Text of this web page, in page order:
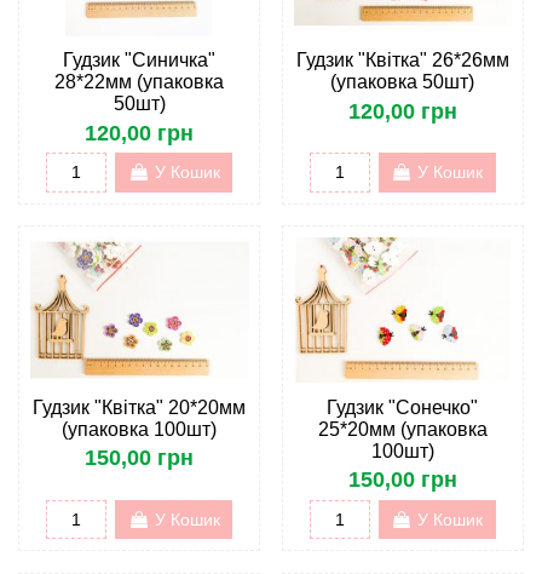
Гудзик "Синичка"
28*22мм (упаковка
50шт)
120,00 грн
У Кошик
Гудзик "Квітка" 26*26мм
(упаковка 50шт)
120,00 грн
У Кошик
Гудзик "Квітка" 20*20мм
(упаковка 100шт)
150,00 грн
У Кошик
Гудзик "Сонечко"
25*20мм (упаковка
100шт)
150,00 грн
У Кошик